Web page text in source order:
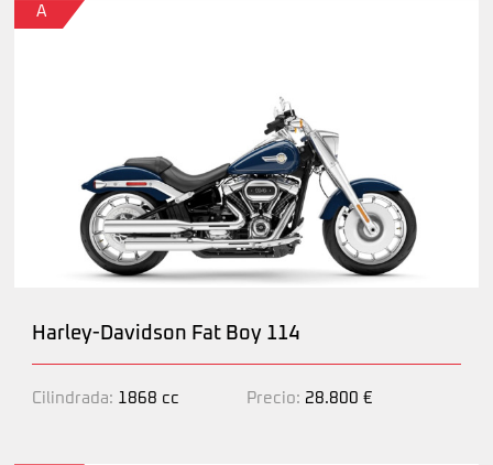
A
Harley-Davidson Fat Boy 114
Cilindrada: 1868 cc Precio: 28.800 €